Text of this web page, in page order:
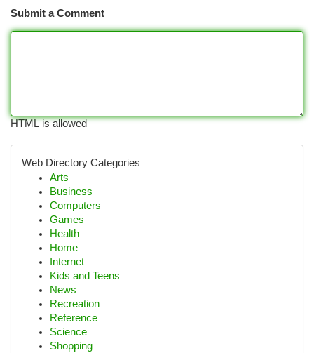
Submit a Comment
HTML is allowed
Web Directory Categories
Arts
Business
Computers
Games
Health
Home
Internet
Kids and Teens
News
Recreation
Reference
Science
Shopping